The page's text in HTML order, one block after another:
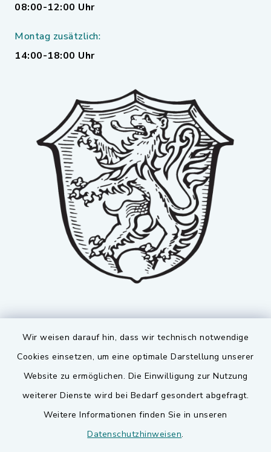
Wir weisen darauf hin, dass wir technisch notwendige
Cookies einsetzen, um eine optimale Darstellung unserer
Website zu ermöglichen. Die Einwilligung zur Nutzung
weiterer Dienste wird bei Bedarf gesondert abgefragt.
Weitere Informationen finden Sie in unseren
Datenschutzhinweisen.
08:00-12:00 Uhr
Montag zusätzlich:
14:00-18:00 Uhr
Barrierefreiheit